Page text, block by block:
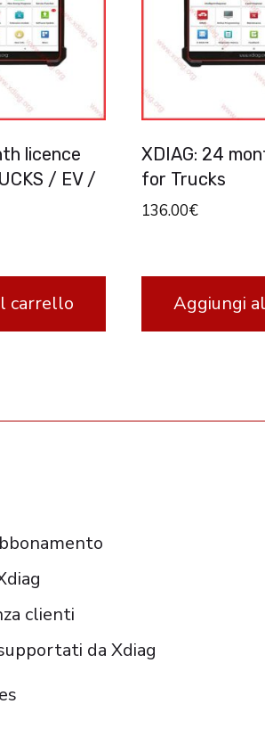
opzioni
possono
essere
nella
pagina
del
licence
/ EV /
carrello
XDIAG: 24
for Trucks
136.00€
Aggiungi
clienti
da Xdiag